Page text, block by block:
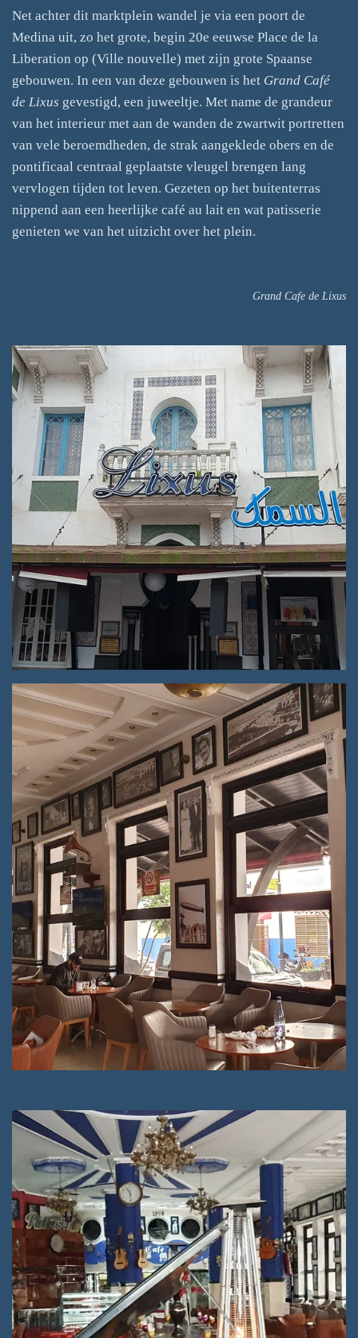
Net achter dit marktplein wandel je via een poort de
Medina uit, zo het grote, begin 20e eeuwse Place de la
Liberation op (Ville nouvelle) met zijn grote Spaanse
gebouwen. In een van deze gebouwen is het Grand Café
de Lixus gevestigd, een juweeltje. Met name de grandeur
van het interieur met aan de wanden de zwartwit portretten
van vele beroemdheden, de strak aangeklede obers en de
pontificaal centraal geplaatste vleugel brengen lang
vervlogen tijden tot leven. Gezeten op het buitenterras
nippend aan een heerlijke café au lait en wat patisserie
genieten we van het uitzicht over het plein.
Grand Cafe de Lixus